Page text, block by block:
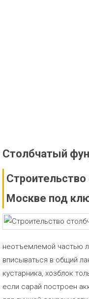
Столбчатый
Москве под
неотъемлемой частью
вписываться в общий
кустарника, хозблок
если сарай построен